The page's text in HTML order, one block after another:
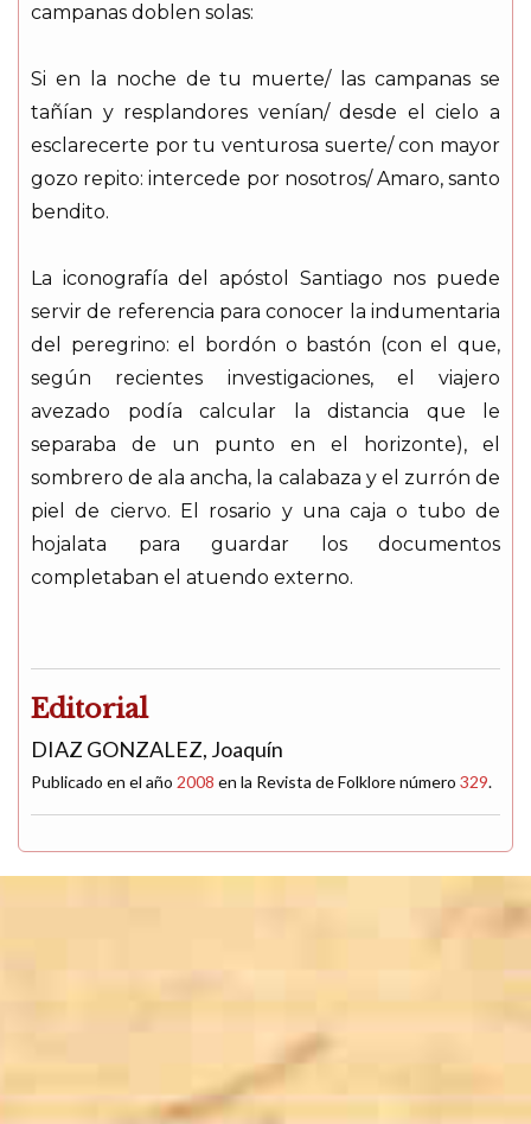
campanas doblen solas:
Si en la noche de tu muerte/ las campanas se
tañían y resplandores venían/ desde el cielo a
esclarecerte por tu venturosa suerte/ con mayor
gozo repito: intercede por nosotros/ Amaro, santo
bendito.
La iconografía del apóstol Santiago nos puede
servir de referencia para conocer la indumentaria
del peregrino: el bordón o bastón (con el que,
según recientes investigaciones, el viajero
avezado podía calcular la distancia que le
separaba de un punto en el horizonte), el
sombrero de ala ancha, la calabaza y el zurrón de
piel de ciervo. El rosario y una caja o tubo de
hojalata para guardar los documentos
completaban el atuendo externo.
Editorial
DIAZ GONZALEZ, Joaquín
Publicado en el año 2008 en la Revista de Folklore número 329.